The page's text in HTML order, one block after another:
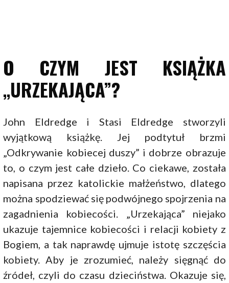
O CZYM JEST KSIĄŻKA
„URZEKAJĄCA”?
John Eldredge i Stasi Eldredge stworzyli
wyjątkową książkę. Jej podtytuł brzmi
„Odkrywanie kobiecej duszy” i dobrze obrazuje
to, o czym jest całe dzieło. Co ciekawe, została
napisana przez katolickie małżeństwo, dlatego
można spodziewać się podwójnego spojrzenia na
zagadnienia kobiecości. „Urzekająca” niejako
ukazuje tajemnice kobiecości i relacji kobiety z
Bogiem, a tak naprawdę ujmuje istotę szczęścia
kobiety. Aby je zrozumieć, należy sięgnąć do
źródeł, czyli do czasu dzieciństwa. Okazuje się,